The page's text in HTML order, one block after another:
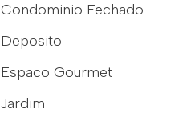
Condominio Fechado
Deposito
Espaco Gourmet
Jardim